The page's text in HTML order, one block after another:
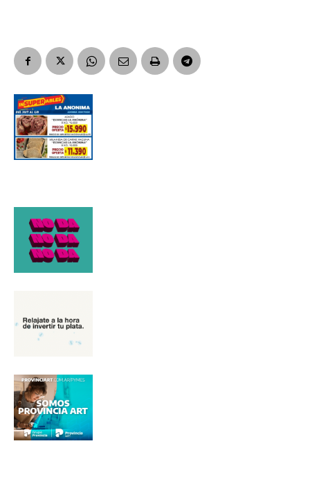
Suscribirme gratis
Dirección de correo electrónico
Nombre
Número de teléfono